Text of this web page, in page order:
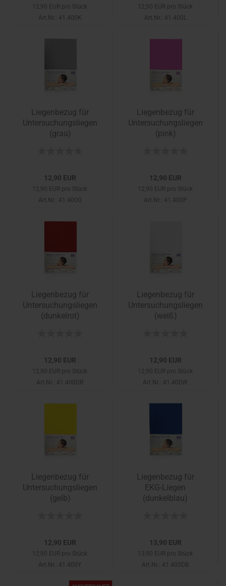
12,90 EUR pro Stück
Art.Nr.: 41.400K
12,90 EUR pro Stück
Art.Nr.: 41.400L
Liegenbezug für
Untersuchungsliegen
(grau)
12,90 EUR
12,90 EUR pro Stück
Art.Nr.: 41.400G
Liegenbezug für
Untersuchungsliegen
(pink)
12,90 EUR
12,90 EUR pro Stück
Art.Nr.: 41.400P
Liegenbezug für
Untersuchungsliegen
(dunkelrot)
12,90 EUR
12,90 EUR pro Stück
Art.Nr.: 41.400DR
Liegenbezug für
Untersuchungsliegen
(weiß)
12,90 EUR
12,90 EUR pro Stück
Art.Nr.: 41.400W
Liegenbezug für
Untersuchungsliegen
(gelb)
12,90 EUR
12,90 EUR pro Stück
Art.Nr.: 41.400Y
Liegenbezug für
EKG-Liegen
(dunkelblau)
13,90 EUR
13,90 EUR pro Stück
Art.Nr.: 41.403DB